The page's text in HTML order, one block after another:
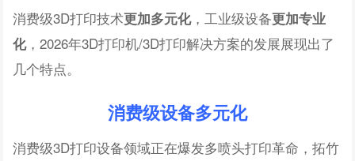
消费级3D打印技术更加多元化，工业级设备更加专业
化，2026年3D打印机/3D打印解决方案的发展展现出了
几个特点。
消费级设备多元化
消费级3D打印设备领域正在爆发多喷头打印革命，拓竹